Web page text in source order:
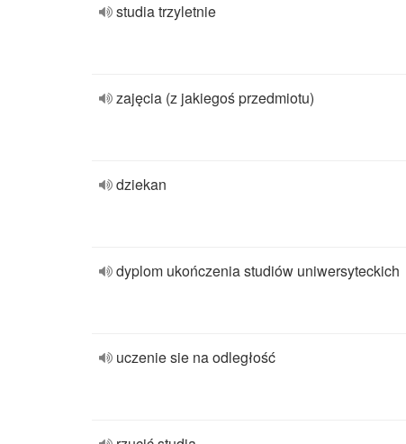
studia trzyletnie
zajęcia (z jakiegoś przedmiotu)
dziekan
dyplom ukończenia studiów uniwersyteckich
uczenie sie na odległość